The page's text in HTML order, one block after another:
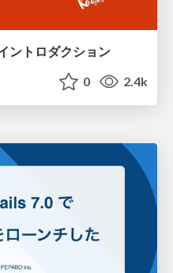
ントロダクション
0 2.4k